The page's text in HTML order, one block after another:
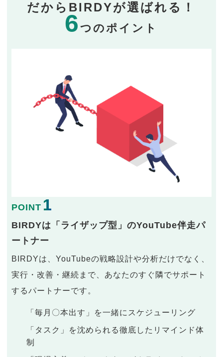
だからBIRDYが選ばれる！
6つのポイント
POINT 1
BIRDYは「ライザップ型」のYouTube伴走パ
ートナー
BIRDYは、YouTubeの戦略設計や分析だけでなく、
実行・改善・継続まで、あなたのすぐ隣でサポート
するパートナーです。
「毎月〇本出す」を一緒にスケジューリング
「タスク」を沈められる徹底したリマインド体
制